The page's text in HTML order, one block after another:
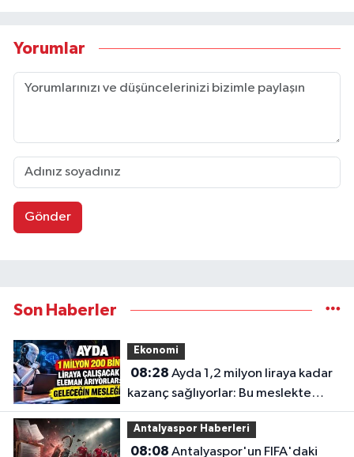
Yorumlar
Gönder
Son Haberler
Ekonomi
08:28
kazanç sağlıyorlar: Bu meslekte
eleman açığı büyüyor
Antalyaspor Haberleri
08:08